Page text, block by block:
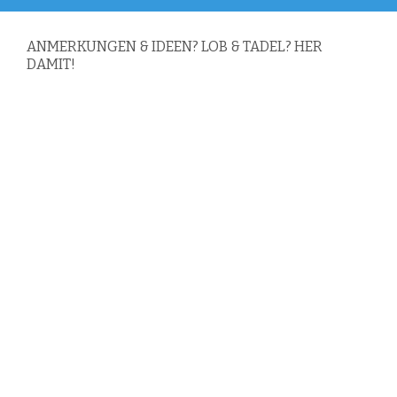
ANMERKUNGEN & IDEEN? LOB & TADEL? HER
DAMIT!